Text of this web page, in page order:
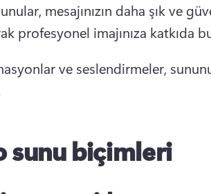
mesajınızın daha şık ve
profesyonel imajınıza katkıda
ve seslendirmeler,
sunu biçimleri